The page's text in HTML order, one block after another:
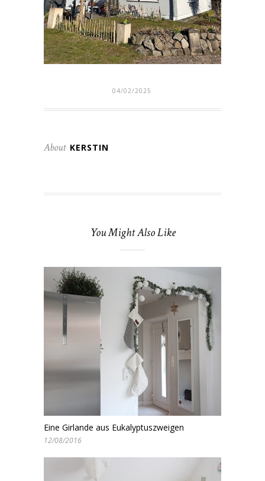
04/02/2025
About KERSTIN
You Might Also Like
Eine Girlande aus Eukalyptuszweigen
12/08/2016